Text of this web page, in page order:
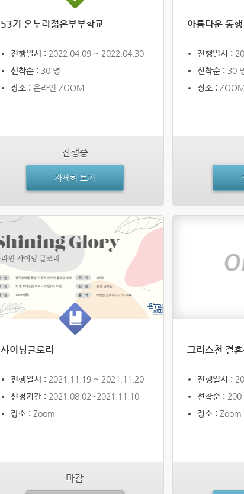
53기 온누리젊은부부학교
진행일시 : 2022.04.09 ~ 2022.04.30
선착순 : 30 명
장소 : 온라인 ZOOM
진행중
자세히 보기
아름다운 동
진행일시 :
선착순 : 30
장소 :
샤이닝글로리
진행일시 : 2021.11.19 ~ 2021.11.20
신청기간 : 2021.08.02~2021.11.10
장소 : Zoom
마감
크리스천 결
진행일시 :
선착순 : 200
장소 : Zoom